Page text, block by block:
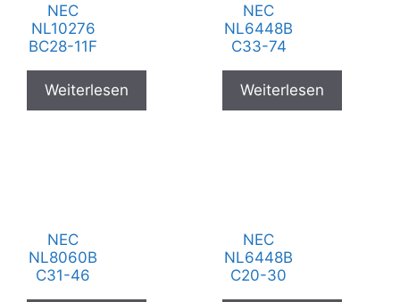
NEC
NL10276
BC28-11F
Weiterlesen
NEC
NL6448B
C33-74
Weiterlesen
NEC
NL8060B
C31-46
NEC
NL6448B
C20-30